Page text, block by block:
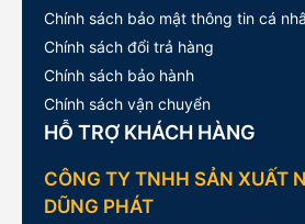
Chính sách bảo mật thông tin cá
Chính sách đổi trả hàng
Chính sách bảo hành
Chính sách vận chuyển
HỖ TRỢ KHÁCH HÀNG
CÔNG TY TNHH SẢN XUẤT
DŨNG PHÁT